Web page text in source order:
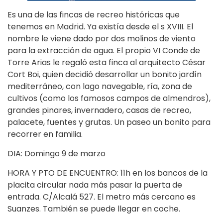
Es una de las fincas de recreo históricas que
tenemos en Madrid. Ya existía desde el s XVIII. El
nombre le viene dado por dos molinos de viento
para la extracción de agua. El propio VI Conde de
Torre Arias le regaló esta finca al arquitecto César
Cort Boi, quien decidió desarrollar un bonito jardín
mediterráneo, con lago navegable, ría, zona de
cultivos (como los famosos campos de almendros),
grandes pinares, invernadero, casas de recreo,
palacete, fuentes y grutas. Un paseo un bonito para
recorrer en familia.
DIA: Domingo 9 de marzo
HORA Y PTO DE ENCUENTRO: 11h en los bancos de la
placita circular nada más pasar la puerta de
entrada. C/Alcalá 527. El metro más cercano es
Suanzes. También se puede llegar en coche.